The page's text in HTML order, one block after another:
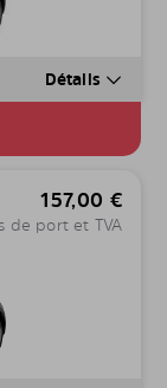
Détails
157,00 €
de port et TVA